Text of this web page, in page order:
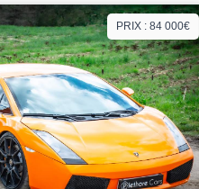
PRIX : 84 000€